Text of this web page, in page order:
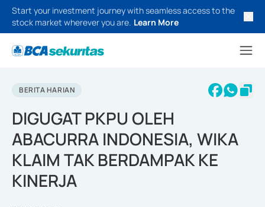
Start your investment journey with seamless access to the
stock market wherever you are. Learn More
BERITA HARIAN
DIGUGAT PKPU OLEH
ABACURRA INDONESIA, WIKA
KLAIM TAK BERDAMPAK KE
KINERJA